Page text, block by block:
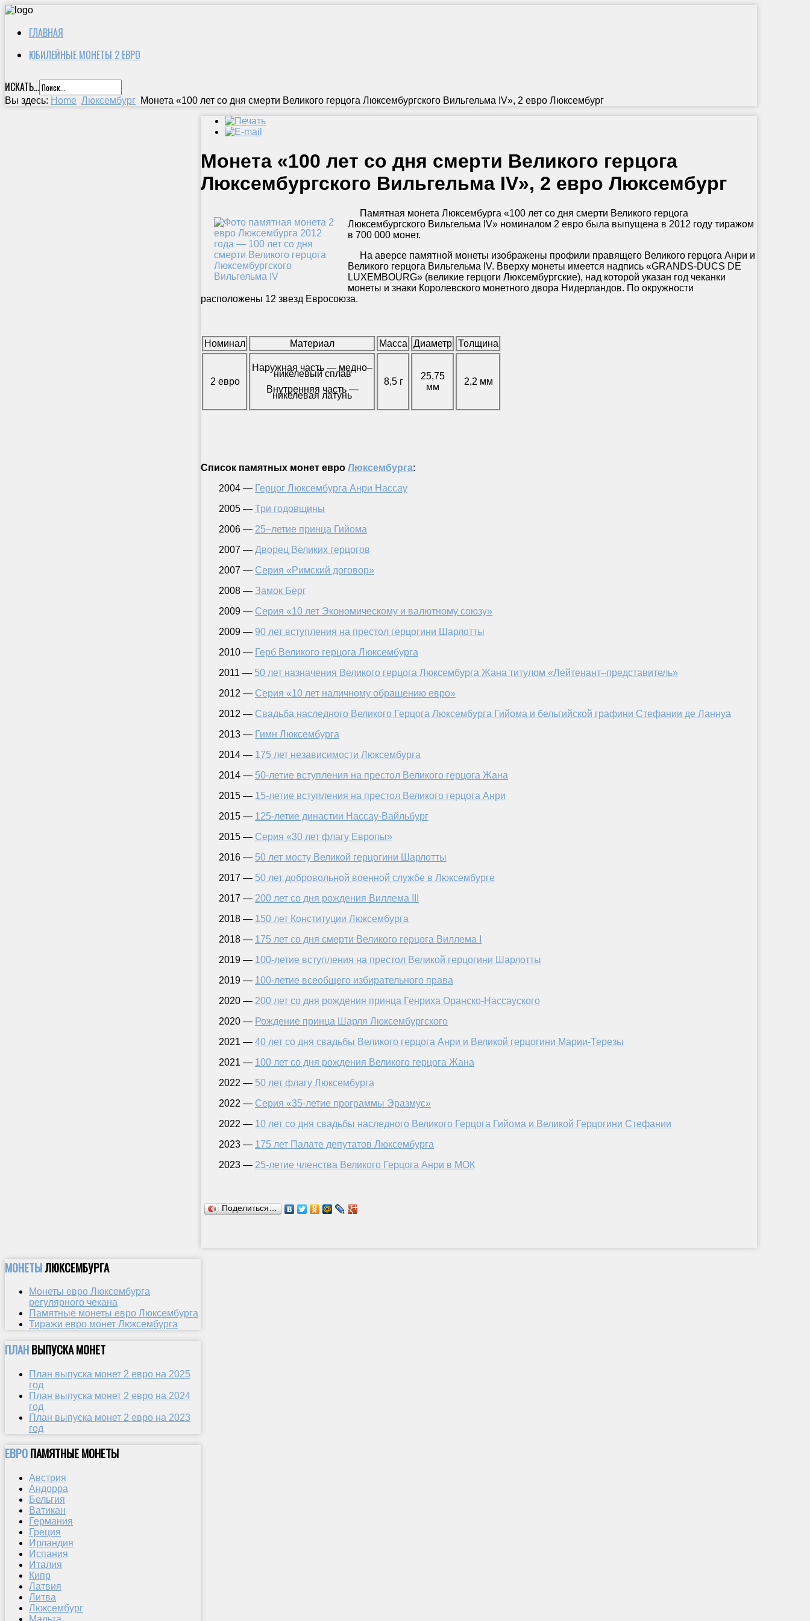
ГЛАВНАЯ
ЮБИЛЕЙНЫЕ МОНЕТЫ 2 ЕВРО
ИСКАТЬ...
Вы здесь: Home Люксембург Монета «100 лет со дня смерти Великого герцога Люксембургского Вильгельма IV», 2 евро Люксембург
Монета «100 лет со дня смерти Великого герцога
Люксембургского Вильгельма IV», 2 евро Люксембург
Памятная монета Люксембурга «100 лет со дня смерти Великого герцога
Люксембургского Вильгельма IV» номиналом 2 евро была выпущена в 2012 году тиражом
в 700 000 монет.
На аверсе памятной монеты изображены профили правящего Великого герцога Анри и
Великого герцога Вильгельма IV. Вверху монеты имеется надпись «GRANDS-DUCS DE
LUXEMBOURG» (великие герцоги Люксембургские), над которой указан год чеканки
монеты и знаки Королевского монетного двора Нидерландов. По окружности
расположены 12 звезд Евросоюза.
Номинал Материал Масса Диаметр Толщина
2 евро
Наружная часть — медно–
никелевый сплав
Внутренняя часть —
никелевая латунь
8,5 г
25,75
мм
2,2 мм
Список памятных монет евро Люксембурга:
2004 — Герцог Люксембурга Анри Нассау
2005 — Три годовщины
2006 — 25–летие принца Гийома
2007 — Дворец Великих герцогов
2007 — Серия «Римский договор»
2008 — Замок Берг
2009 — Серия «10 лет Экономическому и валютному союзу»
2009 — 90 лет вступления на престол герцогини Шарлотты
2010 — Герб Великого герцога Люксембурга
2011 — 50 лет назначения Великого герцога Люксембурга Жана титулом «Лейтенант–представитель»
2012 — Серия «10 лет наличному обращению евро»
2012 — Свадьба наследного Великого Герцога Люксембурга Гийома и бельгийской графини Стефании де Ланнуа
2013 — Гимн Люксембурга
2014 — 175 лет независимости Люксембурга
2014 — 50-летие вступления на престол Великого герцога Жана
2015 — 15-летие вступления на престол Великого герцога Анри
2015 — 125-летие династии Нассау-Вайльбург
2015 — Серия «30 лет флагу Европы»
2016 — 50 лет мосту Великой герцогини Шарлотты
2017 — 50 лет добровольной военной службе в Люксембурге
2017 — 200 лет со дня рождения Виллема III
2018 — 150 лет Конституции Люксембурга
2018 — 175 лет со дня смерти Великого герцога Виллема I
2019 — 100-летие вступления на престол Великой герцогини Шарлотты
2019 — 100-летие всеобщего избирательного права
2020 — 200 лет со дня рождения принца Генриха Оранско-Нассауского
2020 — Рождение принца Шарля Люксембургского
2021 — 40 лет со дня свадьбы Великого герцога Анри и Великой герцогини Марии-Терезы
2021 — 100 лет со дня рождения Великого герцога Жана
2022 — 50 лет флагу Люксембурга
2022 — Серия «35-летие программы Эразмус»
2022 — 10 лет со дня свадьбы наследного Великого Герцога Гийома и Великой Герцогини Стефании
2023 — 175 лет Палате депутатов Люксембурга
2023 — 25-летие членства Великого Герцога Анри в МОК
Поделиться…
МОНЕТЫЛЮКСЕМБУРГА
Монеты евро Люксембурга
регулярного чекана
Памятные монеты евро Люксембурга
Тиражи евро монет Люксембурга
ПЛАНВЫПУСКА МОНЕТ
План выпуска монет 2 евро на 2025
год
План выпуска монет 2 евро на 2024
год
План выпуска монет 2 евро на 2023
год
ЕВРОПАМЯТНЫЕ МОНЕТЫ
Австрия
Андорра
Бельгия
Ватикан
Германия
Греция
Ирландия
Испания
Италия
Кипр
Латвия
Литва
Люксембург